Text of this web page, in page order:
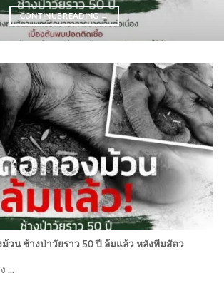
CONTINUE READING→
น ช้างป่าวัยราว 50 ปี ล้มแล้ว หลังทีมสัตว
...